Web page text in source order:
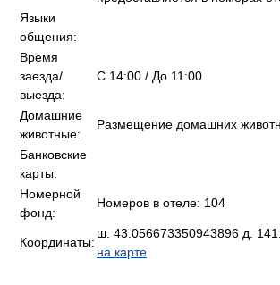
Языки
общения:
Время
заезда/
выезда:
C 14:00 / До 11:00
Домашние
животные:
Размещение домашних
Банковские
карты:
Номерной
фонд:
Номеров в отеле: 104
Координаты:
ш. 43.056673350943896 д.
на карте